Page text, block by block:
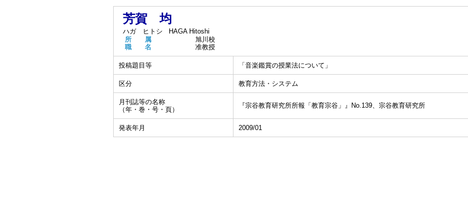
芳賀 均
ハガ ヒトシ
HAGA Hitoshi
所 属
旭川校
職 名
准教授
投稿題目等 「音楽鑑賞の授業法について」
区分 教育方法・システム
月刊誌等の名称
（年・巻・号・頁）
『宗谷教育研究所所報「教育宗谷」』No.139、宗谷教育研究所
発表年月 2009/01